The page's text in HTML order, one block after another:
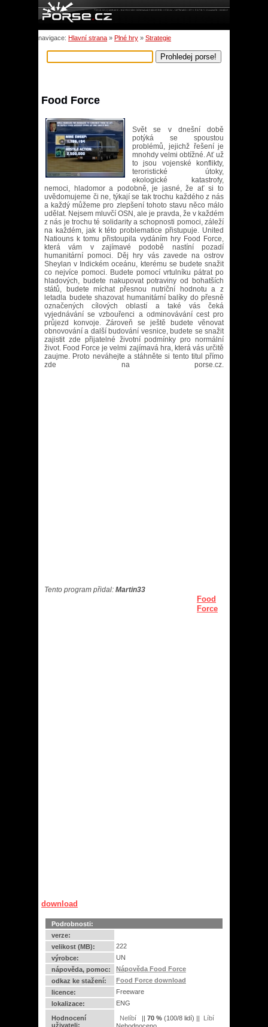
navigace: Hlavní strana » Plné hry » Strategie
Food Force
Svět se v dnešní době
potýká se spoustou
problémů, jejichž řešení je
mnohdy velmi obtížné. Ať už
to jsou vojenské konflikty,
teroristické útoky,
ekologické katastrofy,
nemoci, hladomor a podobně, je jasné, že ať si to
uvědomujeme či ne, týkají se tak trochu každého z nás
a každý můžeme pro zlepšení tohoto stavu něco málo
udělat. Nejsem mluvčí OSN, ale je pravda, že v každém
z nás je trochu té solidarity a schopnosti pomoci, záleží
na každém, jak k této problematice přistupuje. United
Natiouns k tomu přistoupila vydáním hry Food Force,
která vám v zajímavé podobě nastíní pozadí
humanitární pomoci. Děj hry vás zavede na ostrov
Sheylan v Indickém oceánu, kterému se budete snažit
co nejvíce pomoci. Budete pomocí vrtulníku pátrat po
hladových, budete nakupovat potraviny od bohatších
států, budete míchat přesnou nutriční hodnotu a z
letadla budete shazovat humanitární balíky do přesně
označených cílových oblastí a také vás čeká
vyjednávání se vzbouřenci a odminovávání cest pro
průjezd konvoje. Zároveň se ještě budete věnovat
obnovování a další budování vesnice, budete se snažit
zajistit zde přijatelné životní podmínky pro normální
život. Food Force je velmi zajímavá hra, která vás určitě
zaujme. Proto neváhejte a stáhněte si tento titul přímo
zde na porse.cz.
Tento program přidal: Martin33
Food
Force
download
Podrobnosti:
verze:
velikost (MB):
222
výrobce:
UN
nápověda, pomoc:
Nápověda Food Force
odkaz ke stažení:
Food Force download
licence:
Freeware
lokalizace:
ENG
Hodnocení
uživateli:
|| 70 % (100/8 lidí) ||